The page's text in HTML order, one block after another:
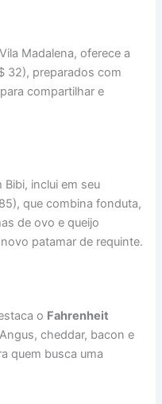
Madalena, oferece a
32), preparados com
compartilhar e
Bibi, inclui em seu
que combina fonduta,
de ovo e queijo
patamar de requinte.
o Fahrenheit
cheddar, bacon e
quem busca uma